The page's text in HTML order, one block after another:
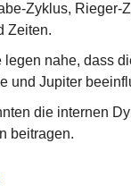
Zyklus,
Zeiten.
nahe, dass
und Jupiter
die internen
beitragen.